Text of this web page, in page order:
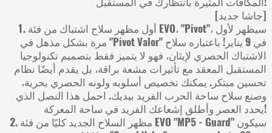
[جاشا جديد]
1. أول مظهر سلاح اشتباك من فئة EVO، "Pivot"، سيظهر لأول
مرة بشكل مذهل في "Pivot Valor" في 9 يناير! باعتباره سلاح
الاشتباك الحصري لإيثان، فهو لا يتميز فقط بتصميم تكنولوجيا
المستقبل المعقد مع تأثيرات مشعة براقة، بل يقدم أيضًا نظام
تحسين مبتكر. يمكنك تخصيص أسلوبه ولونه الحصري بحرية،
وصنع سلاح ساحة الحرب الفريد بيديك. احمل هذا النصل الذي
يحدد العصر وأطلق إشعاعك الفريد في ساحة المعركة!
2. مظهر السلاح الجديد كليًا من فئة EVO "MP5 - Guard" سيكون